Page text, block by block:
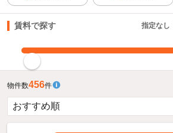
賃料で探す 指定なし
物件数456件